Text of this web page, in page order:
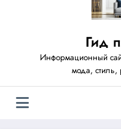
Гид
Информационный
мода, стиль,